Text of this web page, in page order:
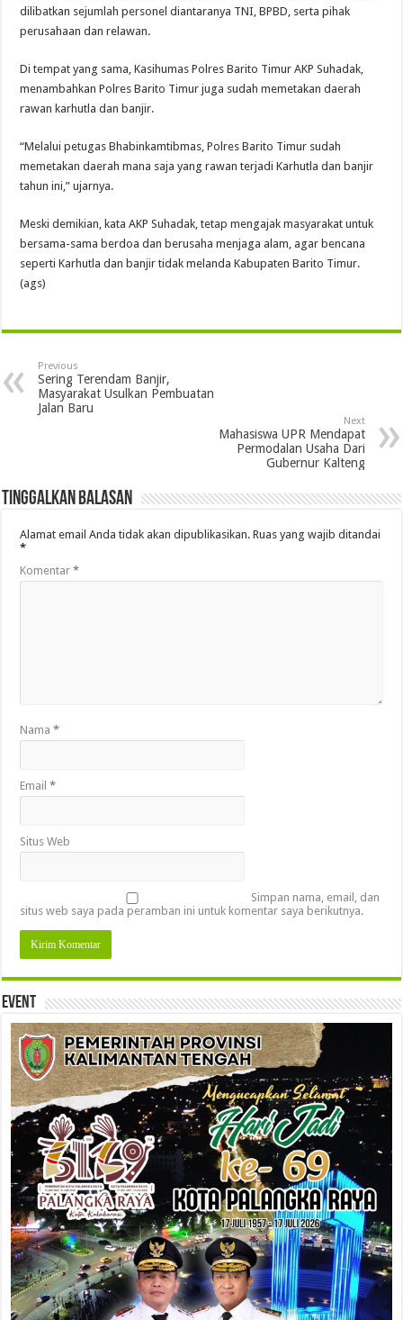
dilibatkan sejumlah personel diantaranya TNI, BPBD, serta pihak
perusahaan dan relawan.
Di tempat yang sama, Kasihumas Polres Barito Timur AKP Suhadak,
menambahkan Polres Barito Timur juga sudah memetakan daerah
rawan karhutla dan banjir.
“Melalui petugas Bhabinkamtibmas, Polres Barito Timur sudah
memetakan daerah mana saja yang rawan terjadi Karhutla dan banjir
tahun ini,” ujarnya.
Meski demikian, kata AKP Suhadak, tetap mengajak masyarakat untuk
bersama-sama berdoa dan berusaha menjaga alam, agar bencana
seperti Karhutla dan banjir tidak melanda Kabupaten Barito Timur.
(ags)
Previous
Sering Terendam Banjir,
Masyarakat Usulkan Pembuatan
Jalan Baru
Next
Mahasiswa UPR Mendapat
Permodalan Usaha Dari
Gubernur Kalteng
Tinggalkan Balasan
Alamat email Anda tidak akan dipublikasikan. Ruas yang wajib ditandai
*
Komentar*
Nama*
Email*
Situs Web
Simpan nama, email, dan
situs web saya pada peramban ini untuk komentar saya berikutnya.
Event